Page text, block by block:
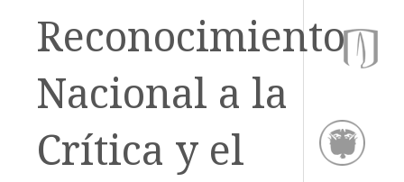
Reconocimiento
Nacional a la
Crítica y el